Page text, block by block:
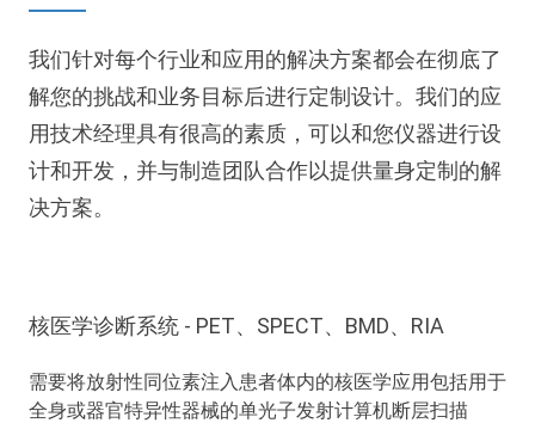
关于我们 联系我们
简体中文
搜索
navigation
Optics & Photonics
闪烁材料
我们针对每个行业和应用的解决方案都会在彻底了
解您的挑战和业务目标后进行定制设计。我们的应
用技术经理具有很高的素质，可以和您仪器进行设
计和开发，并与制造团队合作以提供量身定制的解
决方案。
核医学诊断系统 - PET、SPECT、BMD、RIA
需要将放射性同位素注入患者体内的核医学应用包括用于
全身或器官特异性器械的单光子发射计算机断层扫描